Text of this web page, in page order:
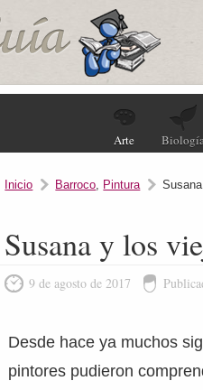
Arte
Inicio Barroco, Pintura
Susana y los
9 de agosto de 2017
Desde hace ya muchos
pintores pudieron